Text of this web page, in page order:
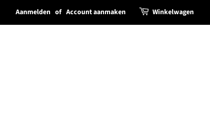
Aanmelden of Account aanmaken Winkelwagen